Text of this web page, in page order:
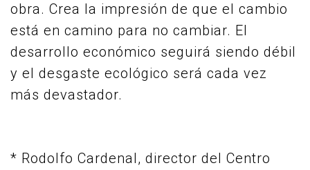
obra. Crea la impresión de que el cambio
está en camino para no cambiar. El
desarrollo económico seguirá siendo débil
y el desgaste ecológico será cada vez
más devastador.
* Rodolfo Cardenal, director del Centro